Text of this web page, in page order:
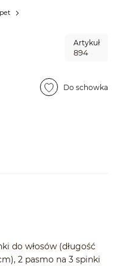
Artykuł
894
Do schowka
do włosów (długość
2 pasmo na 3 spinki